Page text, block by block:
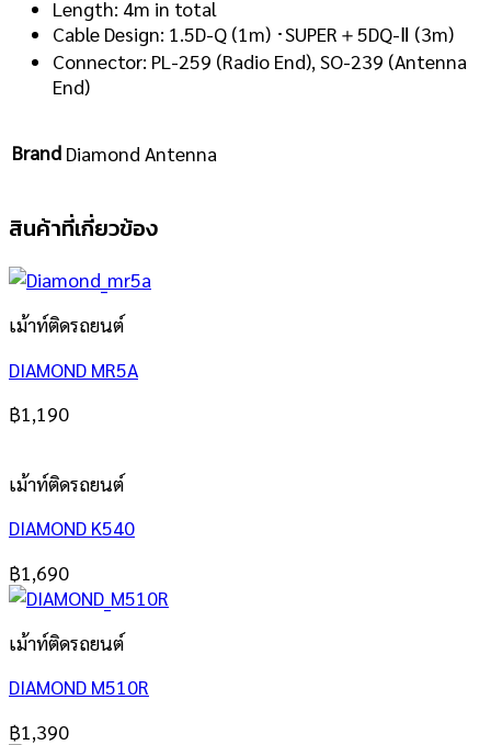
Length: 4m in total
Cable Design: 1.5D-Q (1m) ･SUPER＋5DQ-Ⅱ (3m)
Connector: PL-259 (Radio End), SO-239 (Antenna
End)
Brand Diamond Antenna
สินค้าที่เกี่ยวข้อง
เม้าท์ติดรถยนต์
DIAMOND MR5A
฿1,190
เม้าท์ติดรถยนต์
DIAMOND K540
฿1,690
เม้าท์ติดรถยนต์
DIAMOND M510R
฿1,390